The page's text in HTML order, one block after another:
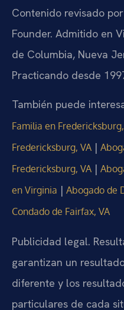
Contenido revisado
Founder. Admitido en
de Columbia, Nueva
Practicando desde
También puede
Familia en
Fredericksburg, VA |
Fredericksburg, VA |
en Virginia | Abogado de
Condado de Fairfax, VA
Publicidad legal.
garantizan un
diferente y los
particulares de cada